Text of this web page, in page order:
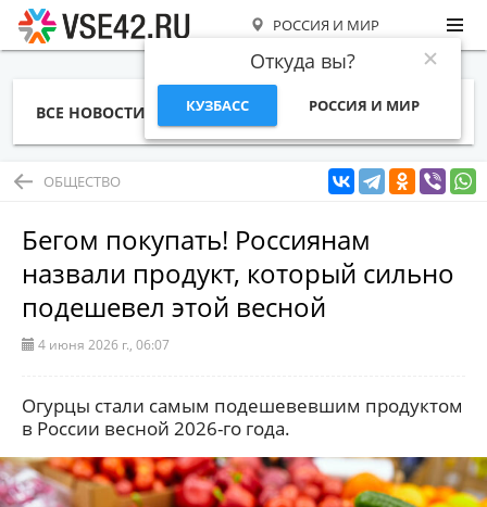
РОССИЯ И МИР
Откуда вы?
КУЗБАСС РОССИЯ И МИР
ВСЕ НОВОСТИ СТАТЬИ ТЕМЫ ФОТО
ОБЩЕСТВО
Бегом покупать! Россиянам
назвали продукт, который сильно
подешевел этой весной
4 июня 2026 г., 06:07
Огурцы стали самым подешевевшим продуктом
в России весной 2026-го года.